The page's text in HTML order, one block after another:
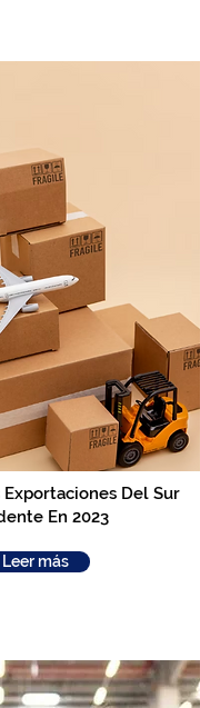
Exportaciones Del Sur
En 2023
Leer más